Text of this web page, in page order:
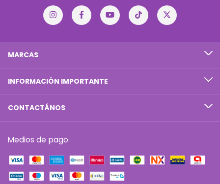
MARCAS
INFORMACIÓN IMPORTANTE
CONTACTÁNOS
Medios de pago